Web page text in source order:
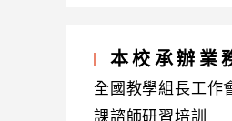
本校承辦業
全國教學組長工作
課諮師研習培訓